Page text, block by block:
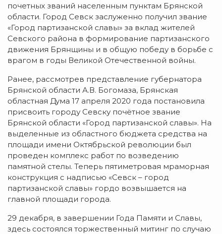
почетных званий населенным пунктам Брянской
области. Город Севск заслуженно получил звание
«Город партизанской славы» за вклад жителей
Севского района в формирование партизанского
движения Брянщины и в общую победу в борьбе с
врагом в годы Великой Отечественной войны.
Ранее, рассмотрев представление губернатора
Брянской области А.В. Богомаза, Брянская
областная Дума 17 апреля 2020 года постановила
присвоить городу Севску почётное звание
Брянской области «Город партизанской славы». На
выделенные из областного бюджета средства на
площади имени Октябрьской революции был
проведен комплекс работ по возведению
памятной стелы. Теперь пятиметровая мраморная
конструкция с надписью «Севск – город
партизанской славы» гордо возвышается на
главной площади города.
29 декабря, в завершении Года Памяти и Славы,
здесь состоялся торжественный митинг по случаю